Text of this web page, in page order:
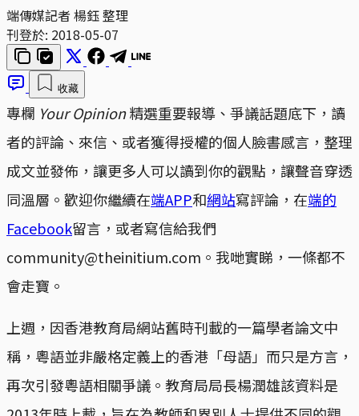
端傳媒記者 楊鈺 整理
刊登於: 2018-05-07
收藏
專欄 Your Opinion精選重要報導、爭議話題底下，讀
者的評論、來信、或者獲得授權的個人臉書感言，整理
成文並發佈，讓更多人可以讀到你的觀點，讓聲音穿透
同溫層。歡迎你繼續在端APP和網站寫評論，在端的
Facebook留言，或者寫信給我們
community@theinitium.com。我哋實睇，一條都不
會走寶。
上週，因香港教育局網站舊時刊載的一篇學者論文中
稱，粵語並非嚴格定義上的香港「母語」而只是方言，
再次引發粵語相關爭議。教育局局長楊潤雄該資料是